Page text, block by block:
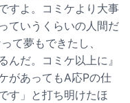
すよ。コミケより大事
ていうくらいの人間だ
て夢もできたし、
んだ。コミケ以上に』
があってもA応Pの仕
す」と打ち明けたほ